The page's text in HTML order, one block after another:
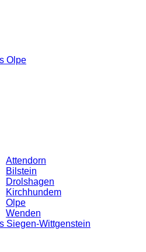
Olpe
Attendorn
Bilstein
Drolshagen
Kirchhundem
Olpe
Wenden
Siegen-Wittgenstein